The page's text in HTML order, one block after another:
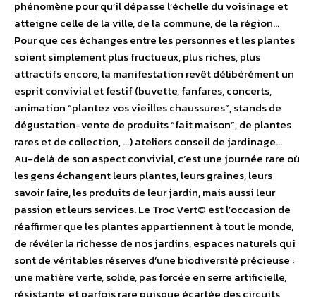
phénomène pour qu’il dépasse l’échelle du voisinage et
atteigne celle de la ville, de la commune, de la région…
Pour que ces échanges entre les personnes et les plantes
soient simplement plus fructueux, plus riches, plus
attractifs encore, la manifestation revêt délibérément un
esprit convivial et festif (buvette, fanfares, concerts,
animation “plantez vos vieilles chaussures”, stands de
dégustation-vente de produits “fait maison”, de plantes
rares et de collection, …) ateliers conseil de jardinage…
Au-delà de son aspect convivial, c’est une journée rare où
les gens échangent leurs plantes, leurs graines, leurs
savoir faire, les produits de leur jardin, mais aussi leur
passion et leurs services. Le Troc Vert© est l’occasion de
réaffirmer que les plantes appartiennent à tout le monde,
de révéler la richesse de nos jardins, espaces naturels qui
sont de véritables réserves d’une biodiversité précieuse :
une matière verte, solide, pas forcée en serre artificielle,